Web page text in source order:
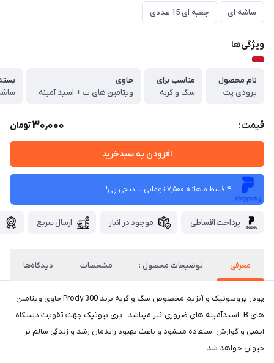
ساشه ای جعبه ای 15 عددی
ویژگی‌ها
نام محصول
پرودی پت
مناسب برای
سگ و گربه
حاوی
ویتامین های ب + اسید آمینه
قیمت: 30,000تومان
افزودن به سبدخرید
4 قسط ماهانه 7,500 تومانی با دیجی ‌پی!
پرداخت اقساطی موجود در انبار ارسال سریع
معرفی توضیحات محصول : مشخصات دیدگاه‌ها
پودر پروبیوتیک و آنزیم مخصوص سگ و گربه برند Prody 300 حاوی ویتامین
های B- اسیدآمینه های ضروری نیز میباشد . پری بیوتیک جهت تقویت دستگاه
ایمنی و گوارش استفاده میشود و باعث بهبود راندمان رشد و زندگی سالم تر
حیوان خواهد شد.